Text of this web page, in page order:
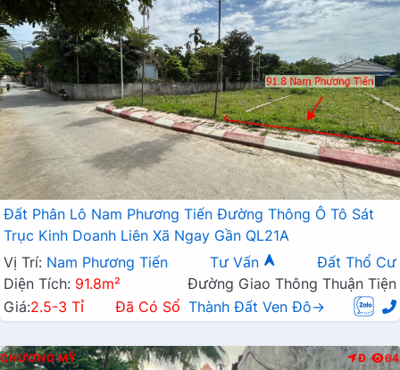
Đất Phân Lô Nam Phương Tiến Đường Thông Ô Tô Sát
Trục Kinh Doanh Liên Xã Ngay Gần QL21A
Vị Trí: Nam Phương Tiến Tư Vấn
Đất Thổ Cư
Diện Tích: 91.8m²
Đường Giao Thông Thuận Tiện
Giá:2.5-3 Tỉ Đã Có Sổ Thành Đất Ven Đô→
CHƯƠNG MỸ Đ 64